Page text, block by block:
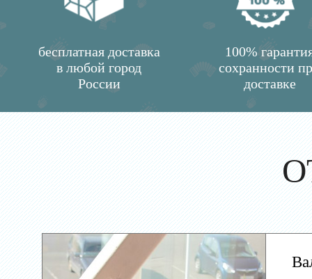
бесплатная доставка
в любой город
России
100%
сохранности
доставке